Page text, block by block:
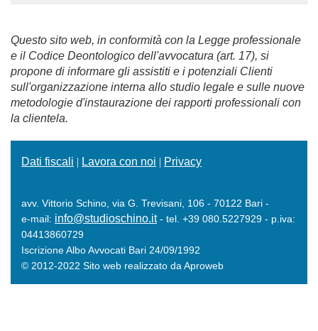
Questo sito web, in conformità con la Legge professionale
e il Codice Deontologico dell'avvocatura (art. 17), si
propone di informare gli assistiti e i potenziali Clienti
sull'organizzazione interna allo studio legale e sulle nuove
metodologie d'instaurazione dei rapporti professionali con
la clientela.
Dati fiscali | Lavora con noi | Privacy
avv. Vittorio Schino, via G. Trevisani, 106 - 70122 Bari -
e-mail: info@studioschino.it- tel. +39 080.5227929 - p.iva:
04413860729
Iscrizione Albo Avvocati Bari 24/09/1992
© 2012-2022 Sito web realizzato da Aproweb